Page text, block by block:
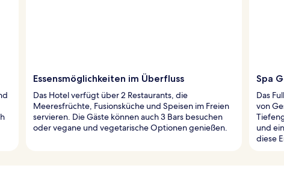
Essensmöglichkeiten im Überfluss
Das Hotel verfügt über 2 Restaurants, die
Meeresfrüchte, Fusionsküche und Speisen im Freien
servieren. Die Gäste können auch 3 Bars besuchen
oder vegane und vegetarische Optionen genießen.
Spa
Das
von
und
diese